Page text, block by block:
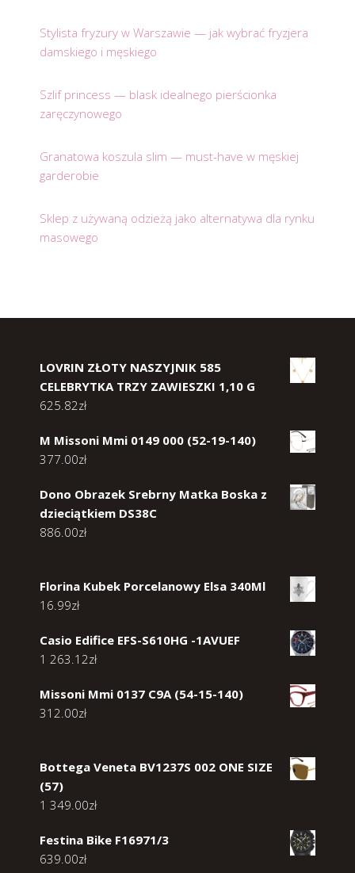
Stylista fryzury w Warszawie — jak wybrać fryzjera
damskiego i męskiego
Szlif princess — blask idealnego pierścionka
zaręczynowego
Granatowa koszula slim — must-have w męskiej
garderobie
Sklep z używaną odzieżą jako alternatywa dla rynku
masowego
LOVRIN ZŁOTY NASZYJNIK 585
CELEBRYTKA TRZY ZAWIESZKI 1,10 G
625.82zł
M Missoni Mmi 0149 000 (52-19-140)
377.00zł
Dono Obrazek Srebrny Matka Boska z
dzieciątkiem DS38C
886.00zł
Florina Kubek Porcelanowy Elsa 340Ml
16.99zł
Casio Edifice EFS-S610HG -1AVUEF
1 263.12zł
Missoni Mmi 0137 C9A (54-15-140)
312.00zł
Bottega Veneta BV1237S 002 ONE SIZE
(57)
1 349.00zł
Festina Bike F16971/3
639.00zł